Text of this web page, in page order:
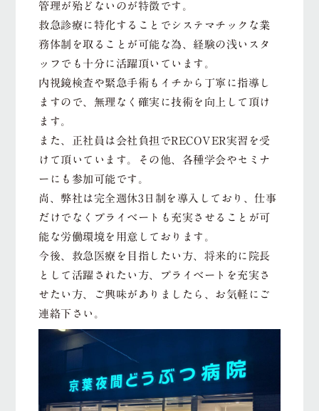
管理が殆どないのが特徴です。
救急診療に特化することでシステマチックな業
務体制を取ることが可能な為、経験の浅いスタ
ッフでも十分に活躍頂いています。
内視鏡検査や緊急手術もイチから丁寧に指導し
ますので、無理なく確実に技術を向上して頂け
ます。
また、正社員は会社負担でRECOVER実習を受
けて頂いています。その他、各種学会やセミナ
ーにも参加可能です。
尚、弊社は完全週休3日制を導入しており、仕事
だけでなくプライベートも充実させることが可
能な労働環境を用意しております。
今後、救急医療を目指したい方、将来的に院長
として活躍されたい方、プライベートを充実さ
せたい方、ご興味がありましたら、お気軽にご
連絡下さい。